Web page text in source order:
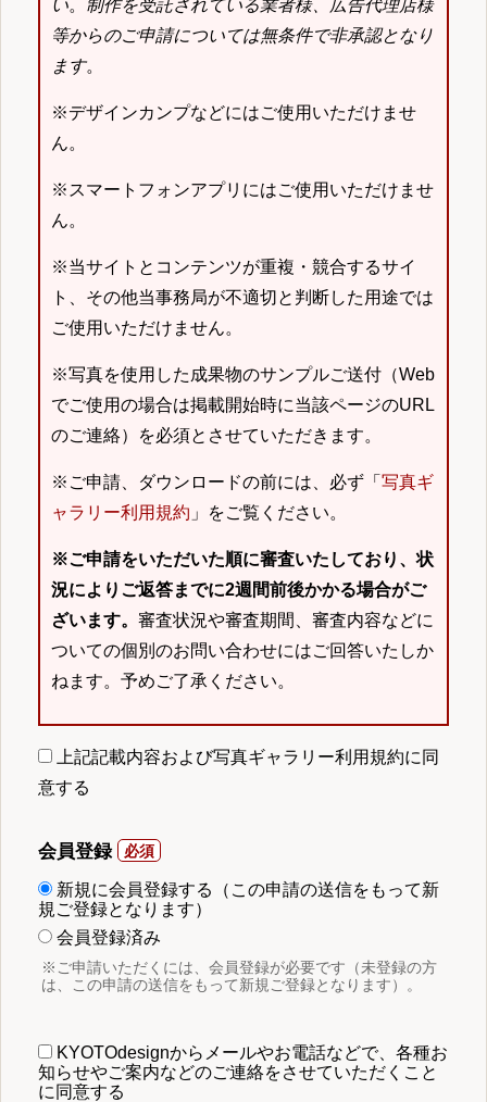
い。 制作を受託されている業者様、広告代理店様
等からのご申請については無条件で非承認となり
ます。
※デザインカンプなどにはご使用いただけませ
ん。
※スマートフォンアプリにはご使用いただけませ
ん。
※当サイトとコンテンツが重複・競合するサイ
ト、その他当事務局が不適切と判断した用途では
ご使用いただけません。
※写真を使用した成果物のサンプルご送付（Web
でご使用の場合は掲載開始時に当該ページのURL
のご連絡）を必須とさせていただきます。
※ご申請、ダウンロードの前には、必ず「 写真ギ
ャラリー利用規約 」をご覧ください。
※ご申請をいただいた順に審査いたしており、状
況によりご返答までに2週間前後かかる場合がご
ざいます。 審査状況や審査期間、審査内容などに
ついての個別のお問い合わせにはご回答いたしか
ねます。予めご了承ください。
上記記載内容および写真ギャラリー利用規約に同
意する
会員登録
新規に会員登録する（この申請の送信をもって新
規ご登録となります）
会員登録済み
※ご申請いただくには、会員登録が必要です（未登録の方
は、この申請の送信をもって新規ご登録となります）。
KYOTOdesignからメールやお電話などで、各種お
知らせやご案内などのご連絡をさせていただくこと
に同意する